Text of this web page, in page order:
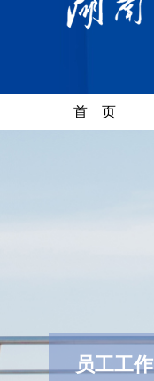
首 页
员工工作